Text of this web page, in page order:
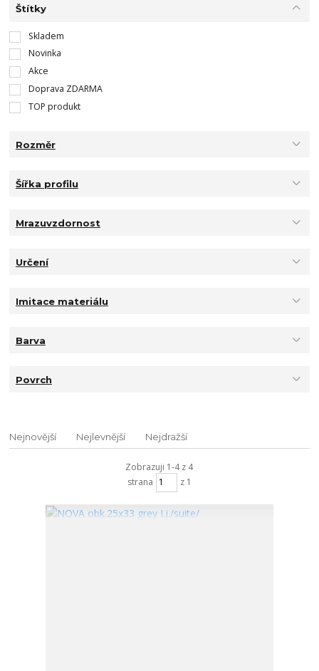
Štítky
Skladem
Novinka
Akce
Doprava ZDARMA
TOP produkt
Rozměr
Šířka profilu
Mrazuvzdornost
Určení
Imitace materiálu
Barva
Povrch
Nejnovější Nejlevnější Nejdražší
Zobrazuji 1-4 z 4
strana
z 1